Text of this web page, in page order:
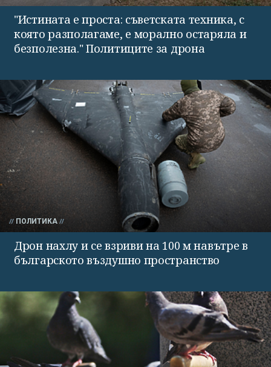
"Истината е проста: съветската техника, с
която разполагаме, е морално остаряла и
безполезна." Политиците за дрона
ПОЛИТИКА
Дрон нахлу и се взриви на 100 м навътре в
българското въздушно пространство